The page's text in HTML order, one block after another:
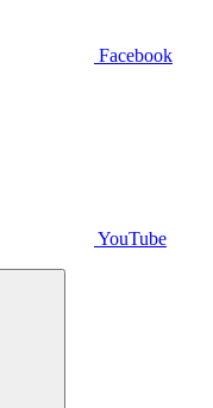
Facebook
YouTube